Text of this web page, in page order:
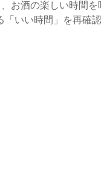
お酒の楽しい時間
いい時間」を再確